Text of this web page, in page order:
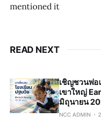
mentioned it
READ NEXT
เชิญชวนพ่อ
เขาใหญ่
มิถุนายน
NCC ADMIN